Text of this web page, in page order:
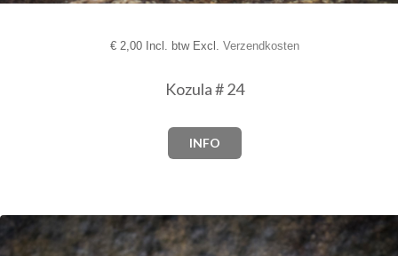
€2,00 Incl. btw Excl. Verzendkosten
Kozula # 24
INFO